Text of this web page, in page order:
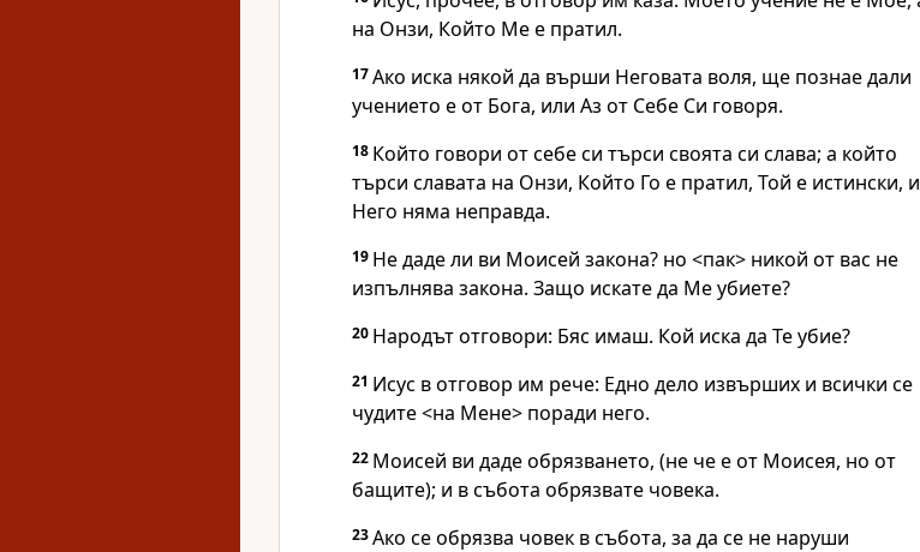
на Онзи, Който Ме е пратил.
17Ако иска някой да върши Неговата воля, ще познае дали
учението е от Бога, или Аз от Себе Си говоря.
18 Който говори от себе си търси своята си слава; а който
търси славата на Онзи, Който Го е пратил, Той е истински,
Него няма неправда.
19 Не даде ли ви Моисей закона? но <пак> никой от вас не
изпълнява закона. Защо искате да Ме убиете?
20 Народът отговори: Бяс имаш. Кой иска да Те убие?
21 Исус в отговор им рече: Едно дело извърших и всички се
чудите <на Мене> поради него.
22 Моисей ви даде обрязването, (не че е от Моисея, но от
бащите); и в събота обрязвате човека.
23Ако се обрязва човек в събота, за да се не наруши